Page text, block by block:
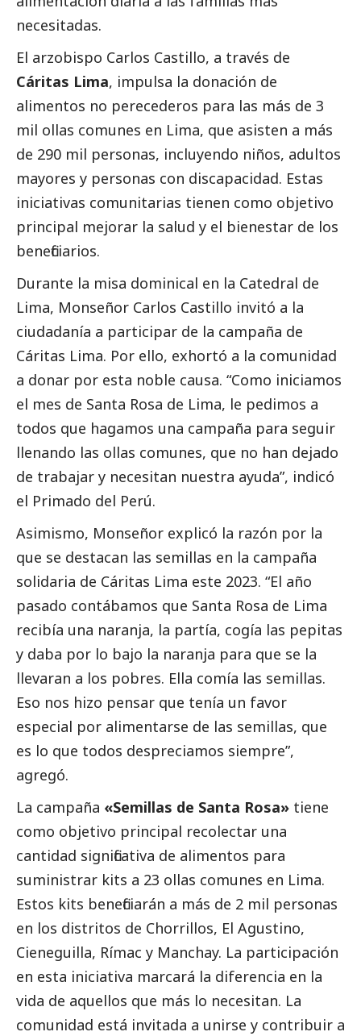
necesitadas.
El arzobispo Carlos Castillo, a través de
Cáritas Lima, impulsa la donación de
alimentos no perecederos para las más de 3
mil ollas comunes en Lima, que asisten a más
de 290 mil personas, incluyendo niños, adultos
mayores y personas con discapacidad. Estas
iniciativas comunitarias tienen como objetivo
principal mejorar la salud y el bienestar de los
beneficiarios.
Durante la misa dominical en la Catedral de
Lima, Monseñor Carlos Castillo invitó a la
ciudadanía a participar de la campaña de
Cáritas Lima. Por ello, exhortó a la comunidad
a donar por esta noble causa. “Como iniciamos
el mes de Santa Rosa de Lima, le pedimos a
todos que hagamos una campaña para seguir
llenando las ollas comunes, que no han dejado
de trabajar y necesitan nuestra ayuda”, indicó
el Primado del Perú.
Asimismo, Monseñor explicó la razón por la
que se destacan las semillas en la campaña
solidaria de Cáritas Lima este 2023. “El año
pasado contábamos que Santa Rosa de Lima
recibía una naranja, la partía, cogía las pepitas
y daba por lo bajo la naranja para que se la
llevaran a los pobres. Ella comía las semillas.
Eso nos hizo pensar que tenía un favor
especial por alimentarse de las semillas, que
es lo que todos despreciamos siempre”,
agregó.
La campaña «Semillas de Santa Rosa» tiene
como objetivo principal recolectar una
cantidad significativa de alimentos para
suministrar kits a 23 ollas comunes en Lima.
Estos kits beneficiarán a más de 2 mil personas
en los distritos de Chorrillos, El Agustino,
Cieneguilla, Rímac y Manchay. La participación
en esta iniciativa marcará la diferencia en la
vida de aquellos que más lo necesitan. La
comunidad está invitada a unirse y contribuir a